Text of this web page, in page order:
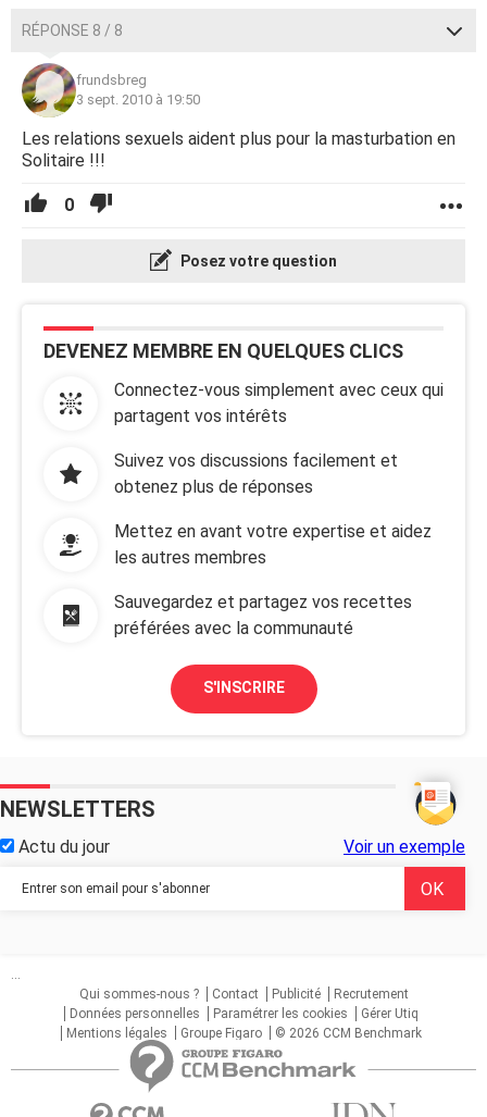
RÉPONSE 8 / 8
frundsbreg
3 sept. 2010 à 19:50
Les relations sexuels aident plus pour la masturbation en
Solitaire !!!
0
Posez votre question
DEVENEZ MEMBRE EN QUELQUES CLICS
Connectez-vous simplement avec ceux qui
partagent vos intérêts
Suivez vos discussions facilement et
obtenez plus de réponses
Mettez en avant votre expertise et aidez
les autres membres
Sauvegardez et partagez vos recettes
préférées avec la communauté
S'INSCRIRE
NEWSLETTERS
Actu du jour Voir un exemple
...
Qui sommes-nous ?
Contact Publicité
Recrutement
Données personnelles
Paramétrer les cookies
Gérer Utiq
Mentions légales
Groupe Figaro © 2026 CCM Benchmark